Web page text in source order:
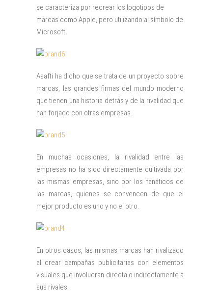
se caracteriza por recrear los logotipos de
marcas como Apple, pero utilizando al símbolo de
Microsoft.
Asafti ha dicho que se trata de un proyecto sobre
marcas, las grandes firmas del mundo moderno
que tienen una historia detrás y de la rivalidad que
han forjado con otras empresas.
En muchas ocasiones, la rivalidad entre las
empresas no ha sido directamente cultivada por
las mismas empresas, sino por los fanáticos de
las marcas, quienes se convencen de que el
mejor producto es uno y no el otro.
En otros casos, las mismas marcas han rivalizado
al crear campañas publicitarias con elementos
visuales que involucran directa o indirectamente a
sus rivales.